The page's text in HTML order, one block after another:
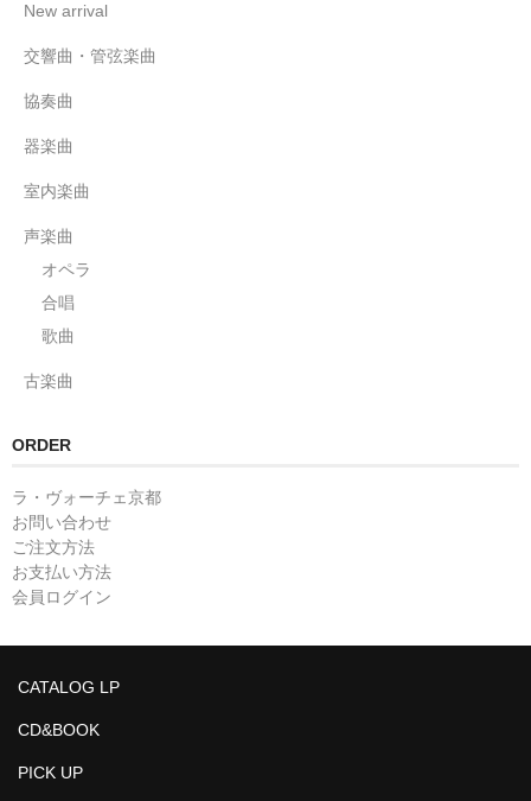
New arrival
交響曲・管弦楽曲
協奏曲
器楽曲
室内楽曲
声楽曲
オペラ
合唱
歌曲
古楽曲
ORDER
ラ・ヴォーチェ京都
お問い合わせ
ご注文方法
お支払い方法
会員ログイン
CATALOG LP
CD&BOOK
PICK UP